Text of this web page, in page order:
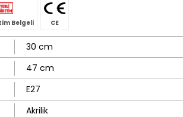
Belgeli CE
30 cm
47 cm
E27
Akrilik